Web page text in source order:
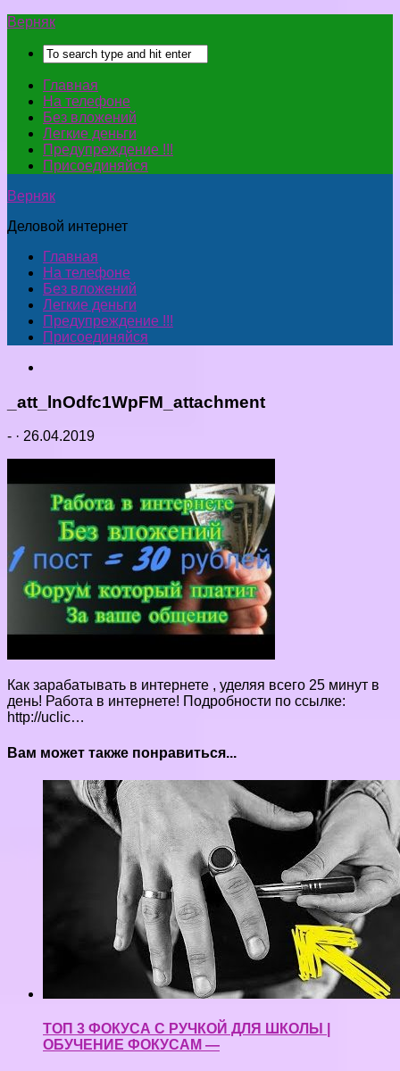
Верняк
Главная
На телефоне
Без вложений
Легкие деньги
Предупреждение !!!
Присоединяйся
Верняк
Деловой интернет
Главная
На телефоне
Без вложений
Легкие деньги
Предупреждение !!!
Присоединяйся
_att_lnOdfc1WpFM_attachment
- · 26.04.2019
Как зарабатывать в интернете , уделяя всего 25 минут в
день! Работа в интернете! Подробности по ссылке:
http://uclic…
Вам может также понравиться...
ТОП 3 ФОКУСА С РУЧКОЙ ДЛЯ ШКОЛЫ |
ОБУЧЕНИЕ ФОКУСАМ —